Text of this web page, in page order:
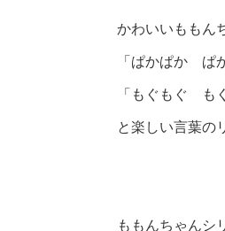
かわいいももん
「ぱかぱか ぱ
「もぐもぐ も
と楽しい言葉の
ももんちゃんシ